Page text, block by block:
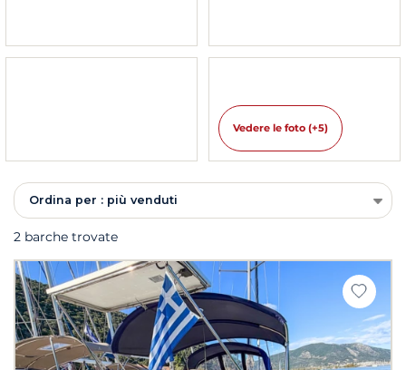
Vedere le foto (+5)
Ordina per : più venduti
2 barche trovate